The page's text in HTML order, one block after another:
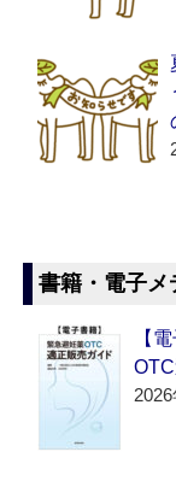
書籍・電子メ
【